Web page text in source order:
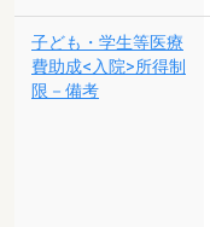
子ども・学生等医療
費助成<入院>所得制
限－備考